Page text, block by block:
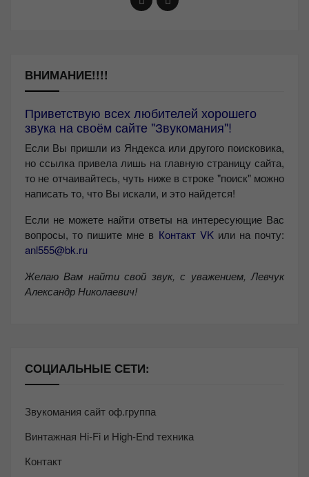
ВНИМАНИЕ!!!!
Приветствую всех любителей хорошего
звука на своём сайте "Звукомания"!
Если Вы пришли из Яндекса или другого поисковика,
но ссылка привела лишь на главную страницу сайта,
то не отчаивайтесь, чуть ниже в строке "поиск" можно
написать то, что Вы искали, и это найдется!
Если не можете найти ответы на интересующие Вас
вопросы, то пишите мне в Контакт VKили на почту:
anl555@bk.ru
Желаю Вам найти свой звук, с уважением, Левчук
Александр Николаевич!
СОЦИАЛЬНЫЕ СЕТИ:
Звукомания сайт оф.группа
Винтажная Hi-Fi и High-End техника
Контакт